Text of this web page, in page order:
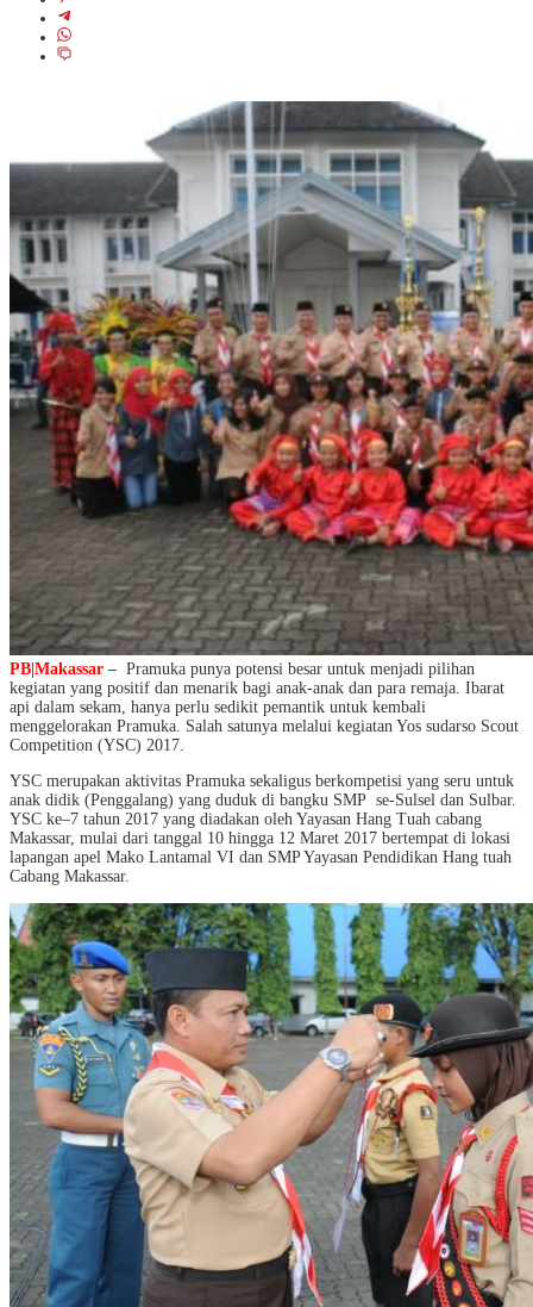
PB|Makassar – Pramuka punya potensi besar untuk menjadi pilihan
kegiatan yang positif dan menarik bagi anak-anak dan para remaja. Ibarat
api dalam sekam, hanya perlu sedikit pemantik untuk kembali
menggelorakan Pramuka. Salah satunya melalui kegiatan Yos sudarso Scout
Competition (YSC) 2017.
YSC merupakan aktivitas Pramuka sekaligus berkompetisi yang seru untuk
anak didik (Penggalang) yang duduk di bangku SMP se-Sulsel dan Sulbar.
YSC ke–7 tahun 2017 yang diadakan oleh Yayasan Hang Tuah cabang
Makassar, mulai dari tanggal 10 hingga 12 Maret 2017 bertempat di lokasi
lapangan apel Mako Lantamal VI dan SMP Yayasan Pendidikan Hang tuah
Cabang Makassar.